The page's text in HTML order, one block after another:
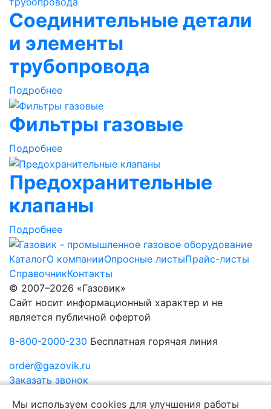
Соединительные детали
и элементы
трубопровода
Подробнее
Фильтры газовые
Подробнее
Предохранительные
клапаны
Подробнее
КаталогО компанииОпросные листыПрайс-листы
СправочникКонтакты
© 2007–2026 «Газовик»
Сайт носит информационный характер и не
является публичной офертой
8-800-2000-230 Бесплатная горячая линия
order@gazovik.ru
Заказать звонок
Мы используем cookies для улучшения работы